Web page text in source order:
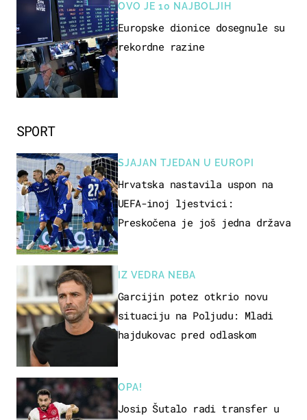
SPORT
SJAJAN TJEDAN U EUROPI
Hrvatska nastavila uspon na
UEFA-inoj ljestvici:
Preskočena je još jedna država
IZ VEDRA NEBA
Garcijin potez otkrio novu
situaciju na Poljudu: Mladi
hajdukovac pred odlaskom
OPA!
Josip Šutalo radi transfer u
OVO JE 10 NAJBOLJIH
Europske dionice dosegnule su
rekordne razine